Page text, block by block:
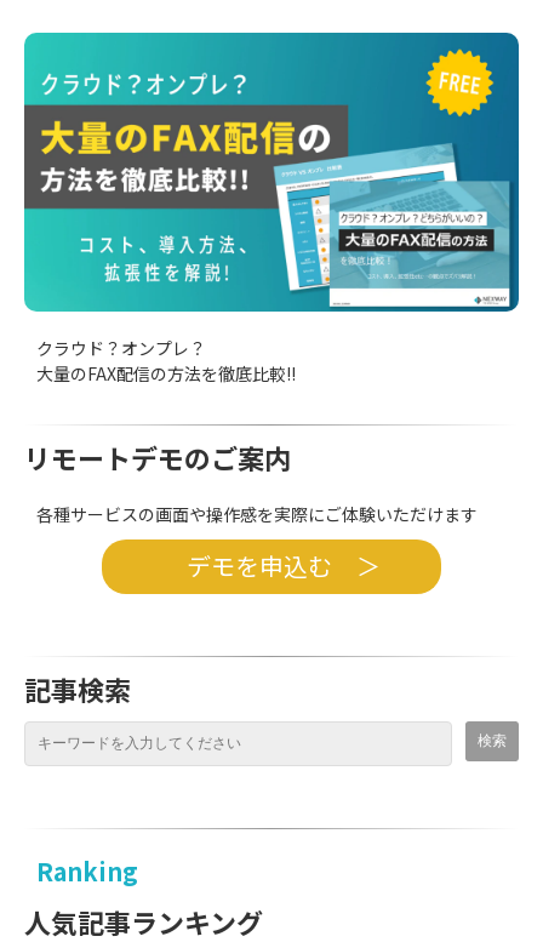
クラウド？オンプレ？
大量のFAX配信の方法を徹底比較!!
リモートデモのご案内
各種サービスの画面や操作感を実際にご体験いただけます
デモを申込む ＞
記事検索
Ranking
人気記事ランキング